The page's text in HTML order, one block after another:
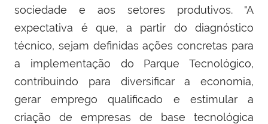
sociedade e aos setores produtivos. "A
expectativa é que, a partir do diagnóstico
técnico, sejam definidas ações concretas para
a implementação do Parque Tecnológico,
contribuindo para diversificar a economia,
gerar emprego qualificado e estimular a
criação de empresas de base tecnológica